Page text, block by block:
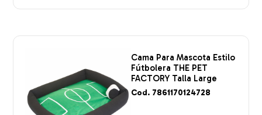
Cama Para Mascota Estilo
Fútbolera THE PET
FACTORY Talla Large
Cod. 7861170124728